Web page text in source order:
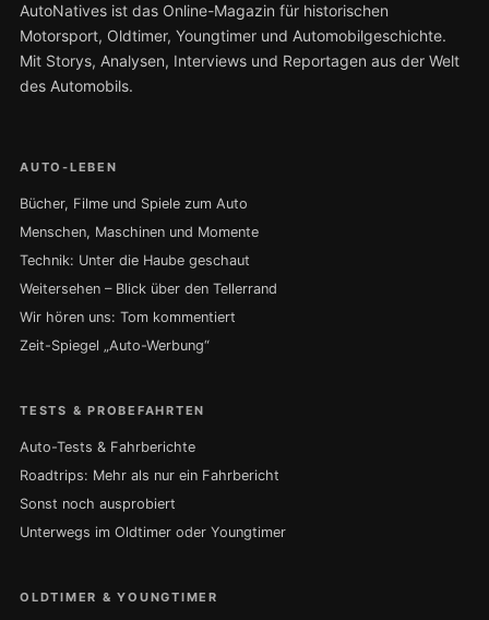
AutoNatives ist das Online-Magazin für historischen
Motorsport, Oldtimer, Youngtimer und Automobilgeschichte.
Mit Storys, Analysen, Interviews und Reportagen aus der Welt
des Automobils.
AUTO-LEBEN
Bücher, Filme und Spiele zum Auto
Menschen, Maschinen und Momente
Technik: Unter die Haube geschaut
Weitersehen – Blick über den Tellerrand
Wir hören uns: Tom kommentiert
Zeit-Spiegel „Auto-Werbung“
TESTS & PROBEFAHRTEN
Auto-Tests & Fahrberichte
Roadtrips: Mehr als nur ein Fahrbericht
Sonst noch ausprobiert
Unterwegs im Oldtimer oder Youngtimer
OLDTIMER & YOUNGTIMER